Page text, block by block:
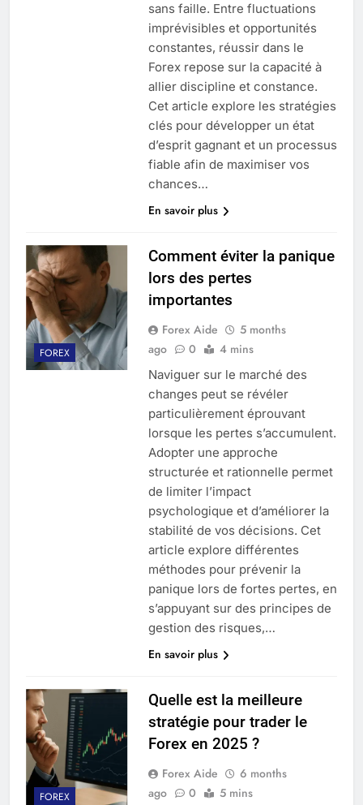
sans faille. Entre fluctuations
imprévisibles et opportunités
constantes, réussir dans le
Forex repose sur la capacité à
allier discipline et constance.
Cet article explore les stratégies
clés pour développer un état
d’esprit gagnant et un processus
fiable afin de maximiser vos
chances…
En savoir plus
FOREX
Comment éviter la panique
lors des pertes
importantes
Forex Aide
5 months
ago
0 4 mins
Naviguer sur le marché des
changes peut se révéler
particulièrement éprouvant
lorsque les pertes s’accumulent.
Adopter une approche
structurée et rationnelle permet
de limiter l’impact
psychologique et d’améliorer la
stabilité de vos décisions. Cet
article explore différentes
méthodes pour prévenir la
panique lors de fortes pertes, en
s’appuyant sur des principes de
gestion des risques,…
En savoir plus
FOREX
Quelle est la meilleure
stratégie pour trader le
Forex en 2025 ?
Forex Aide
6 months
ago
0 5 mins